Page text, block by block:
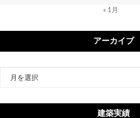
« 1月
アーカイブ
イ
建築実績